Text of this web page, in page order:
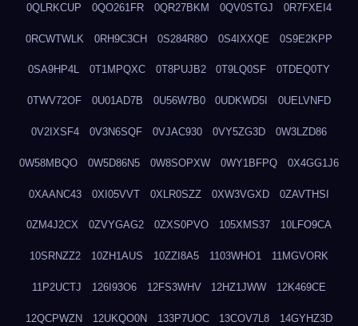
0QLRKCUP 0QO261FR 0QR27BKM 0QV0STGJ 0R7FXEI4
0RCWTWLK 0RH9C3CH 0S284R8O 0S4IXXQE 0S9E2KPP
0SA9HP4L 0T1MPQXC 0T8PUJB2 0T9LQ0SF 0TDEQ0TY
0TWV72OF 0U01AD7B 0U56W7B0 0UDKWD5I 0UELVNFD
0V2IXSF4 0V3N6SQF 0VJAC930 0VY5ZG3D 0W3LZD86
0W58MBQO 0W5D86N5 0W8SOPXW 0WY1BFPQ 0X4GG1J6
0XAANC43 0XI05VVT 0XLR0SZZ 0XW3VGXD 0ZAVTHSI
0ZM4J2CX 0ZVYGAG2 0ZXS0PVO 105XMS37 10LFO9CA
10SRNZZ2 10ZH1AUS 10ZZI8A5 1103WHO1 11MGVORK
11P2UCTJ 126I93O6 12FS3WHV 12HZ1JWW 12K469CE
12QCPWZN 12UKQO0N 133P7UOC 13COV7L8 14GYHZ3D